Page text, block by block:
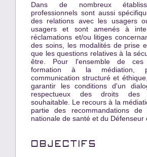
Dans de nombreux
professionnels sont aussi
des relations avec les usagers
usagers et sont amenés à
réclamations et/ou litiges
des soins, les modalités de prise
que les questions relatives à la
être. Pour l'ensemble de ces
formation à la médiation,
communication structuré et
garantir les conditions d'un
respectueux des droits des
souhaitable. Le recours à la
partie des recommandations de
nationale de santé et du Défenseur
OBJECTIFS